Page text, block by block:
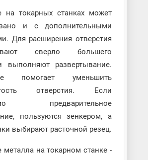
на токарных станках может
и с дополнительными
Для расширения отверстия
сверло большего
выполняют развертывание.
уменьшить
отверстия. Если
предварительное
пользуются зенкером, а
выбирают расточной резец.
металла на токарном станке -